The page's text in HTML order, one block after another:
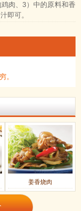
肉、3）中的原料和香
即可。
。
姜香烧肉